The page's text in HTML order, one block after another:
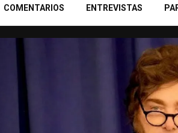
COMENTARIOS ENTREVISTAS